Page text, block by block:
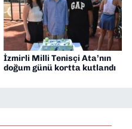
İzmirli Milli Tenisçi Ata’nın
doğum günü kortta kutlandı